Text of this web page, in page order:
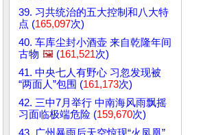
39. 习共统治的五大控制和八大特
点 (165,097次)
40. 车库尘封小酒壶 来自乾隆年间
古物 🖼️ (161,521次)
41. 中央七人有野心 习忽发现被
“两面人”包围 (161,173次)
42. 三中7月举行 中南海风雨飘摇
习面临极端危险 (159,670次)
43. 广州暴雨后天空惊现“火凤凰”